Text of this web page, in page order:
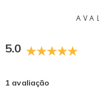
5.0
1 avaliação